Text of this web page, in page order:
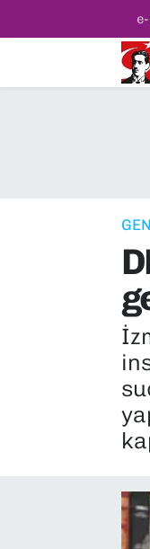
Resmi
EKONOMİ
KÜLTÜR
MAGAZİN
POLİTİKA
TEKNOLOJİ
Konak
Tüm
Son Dakika
Haber Arşivi